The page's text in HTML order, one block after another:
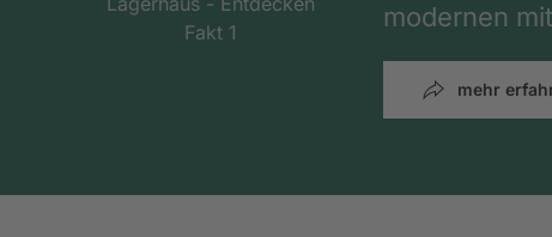
modernen
mehr